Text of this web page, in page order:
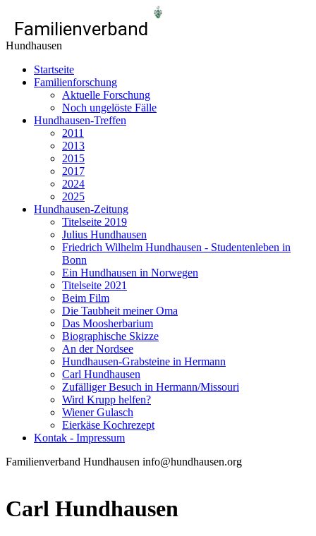
Familienverband
Hundhausen
Startseite
Familienforschung
Aktuelle Forschung
Noch ungelöste Fälle
Hundhausen-Treffen
2011
2013
2015
2017
2024
2025
Hundhausen-Zeitung
Titelseite 2019
Julius Hundhausen
Friedrich Wilhelm Hundhausen - Studentenleben in
Bonn
Ein Hundhausen in Norwegen
Titelseite 2021
Beim Film
Die Taubheit meiner Oma
Das Moosherbarium
Biographische Skizze
An der Nordsee
Hundhausen-Grabsteine in Hermann
Carl Hundhausen
Zufälliger Besuch in Hermann/Missouri
Wird Krupp helfen?
Wiener Gulasch
Eierkäse Kochrezept
Kontak - Impressum
Familienverband Hundhausen info@hundhausen.org
Carl Hundhausen